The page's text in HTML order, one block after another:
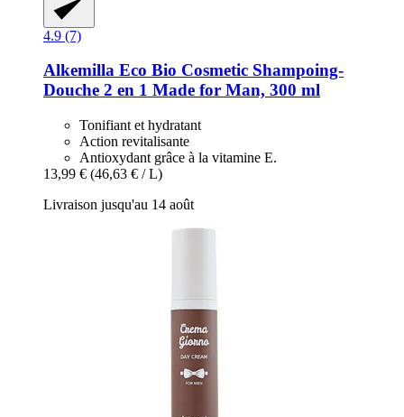
4.9 (7)
Alkemilla Eco Bio Cosmetic Shampoing-​
Douche 2 en 1 Made for Man, 300 ml
Tonifiant et hydratant
Action revitalisante
Antioxydant grâce à la vitamine E.
13,99 € (46,63 € / L)
Livraison jusqu'au 14 août